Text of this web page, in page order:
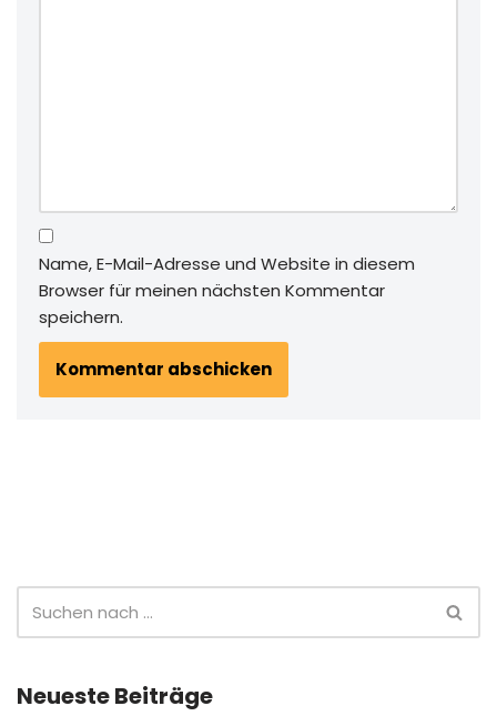
Name, E-Mail-Adresse und Website in diesem
Browser für meinen nächsten Kommentar
speichern.
Neueste Beiträge